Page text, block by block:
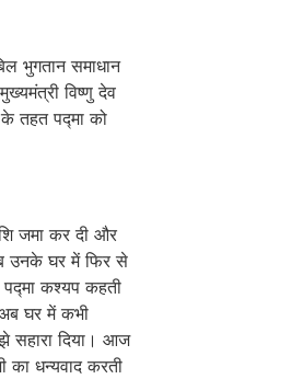
भुगतान समाधान
विष्णु देव
तहत पद्मा को
जमा कर दी और
उनके घर में फिर से
कश्यप कहती
घर में कभी
सहारा दिया। आज
का धन्यवाद करती